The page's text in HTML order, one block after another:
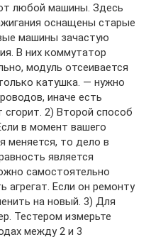
любой машины. Здесь
оснащены старые
машины зачастую
В них коммутатор
модуль отсеивается
катушка. — нужно
иначе есть
сгорит. 2) Второй способ
в момент вашего
меняется, то дело в
является
самостоятельно
агрегат. Если он ремонту
на новый. 3) Для
Тестером измерьте
между 2 и 3